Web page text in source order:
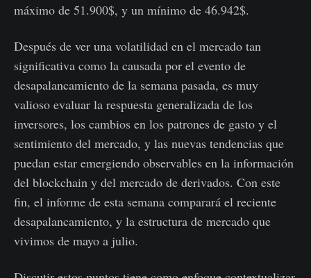
máximo de 51.900$, y un mínimo de 46.942$.
Después de ver una volatilidad en el mercado tan
significativa como la causada por el evento de
desapalancamiento de la semana pasada, es muy
valioso evaluar la respuesta generalizada de los
inversores, los cambios en los patrones de gasto y el
sentimiento del mercado, y las nuevas tendencias que
puedan estar emergiendo observables en la información
del blockchain y del mercado de derivados. Con este
fin, el informe de esta semana comparará el reciente
desapalancamiento, y la estructura de mercado que
vivimos de mayo a julio.